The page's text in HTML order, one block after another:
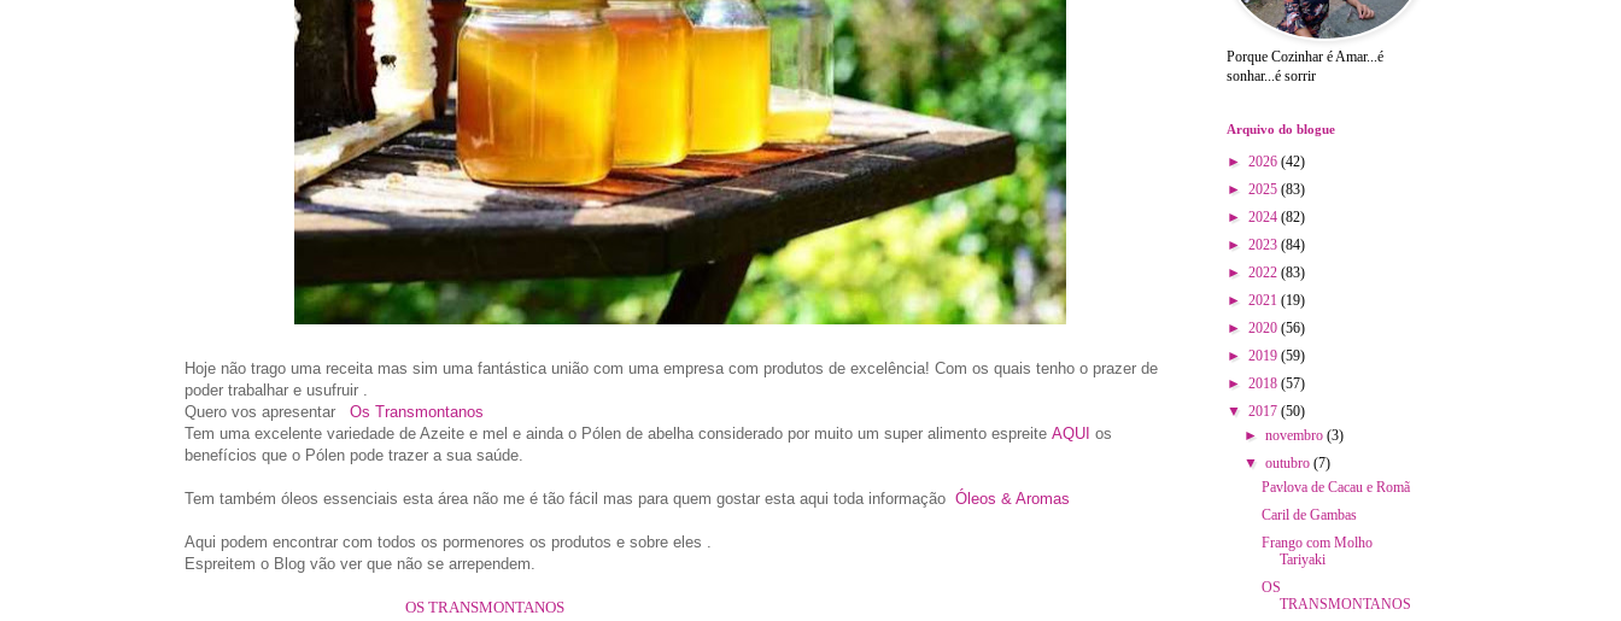
Hoje não trago uma receita mas sim uma fantástica união com uma empresa com produtos de excelência! Com os quais tenho o prazer de
poder trabalhar e usufruir .
Quero vos apresentar Os Transmontanos
Tem uma excelente variedade de Azeite e mel e ainda o Pólen de abelha considerado por muito um super alimento espreite AQUI os
benefícios que o Pólen pode trazer a sua saúde.
Tem também óleos essenciais esta área não me é tão fácil mas para quem gostar esta aqui toda informação Óleos & Aromas
Aqui podem encontrar com todos os pormenores os produtos e sobre eles .
Espreitem o Blog vão ver que não se arrependem.
OS TRANSMONTANOS
Porque Cozinhar é Amar...é
sonhar...é sorrir
Arquivo do blogue
► 2026 (42)
► 2025 (83)
► 2024 (82)
► 2023 (84)
► 2022 (83)
► 2021 (19)
► 2020 (56)
► 2019 (59)
► 2018 (57)
▼ 2017 (50)
► novembro (3)
▼ outubro (7)
Pavlova de Cacau e Romã
Caril de Gambas
Frango com Molho
Tariyaki
OS
TRANSMONTANOS